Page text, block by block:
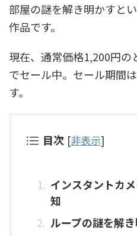
部屋の謎を解き明かすと
作品です。
現在、通常価格1,200円の
でセール中。セール期間
す。
目次 [非表示]
インスタントカ
知
ループの謎を解